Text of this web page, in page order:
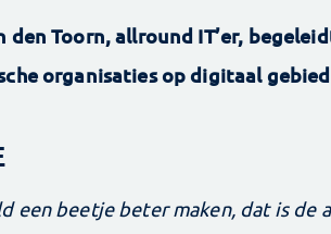
den Toorn, allround IT’er,
organisaties op digitaal
een beetje beter maken, dat is de